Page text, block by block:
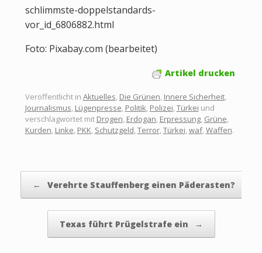
schlimmste-doppelstandards-
vor_id_6806882.html
Foto: Pixabay.com (bearbeitet)
Artikel drucken
Veröffentlicht in Aktuelles, Die Grünen, Innere Sicherheit,
Journalismus, Lügenpresse, Politik, Polizei,Türkei und
verschlagwortet mit Drogen, Erdogan, Erpressung, Grüne,
Kurden, Linke, PKK, Schutzgeld,Terror,Türkei,waf,Waffen.
← Verehrte Stauffenberg einen Päderasten?
Texas führt Prügelstrafe ein →